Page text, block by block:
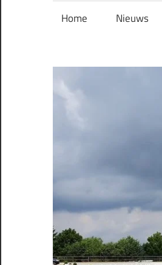
Home Nieuws